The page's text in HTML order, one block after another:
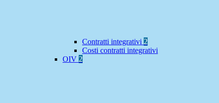
Contratti integrativi 2
Costi contratti integrativi
OIV 2